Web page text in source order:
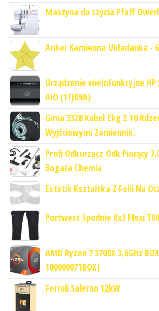
Maszyna do szycia Pfaff
Anker Kamienna Układanka -
Urządzenie wielofunkcyjne HP
AiO (1TJ09A)
Gima 3328 Kabel Ekg Z 10
Wyjściowymi Zamiennik.
Profi Odkurzacz Odk Piorący
Bogata Chemia
Estetik Kształtka Z Folii Na
Portwest Spodnie Kx3 Flexi
AMD Ryzen 7 3700X 3,6GHz
100000071BOX)
Ferroli Salerno 12kW